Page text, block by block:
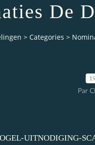
De
> Categories >
Par